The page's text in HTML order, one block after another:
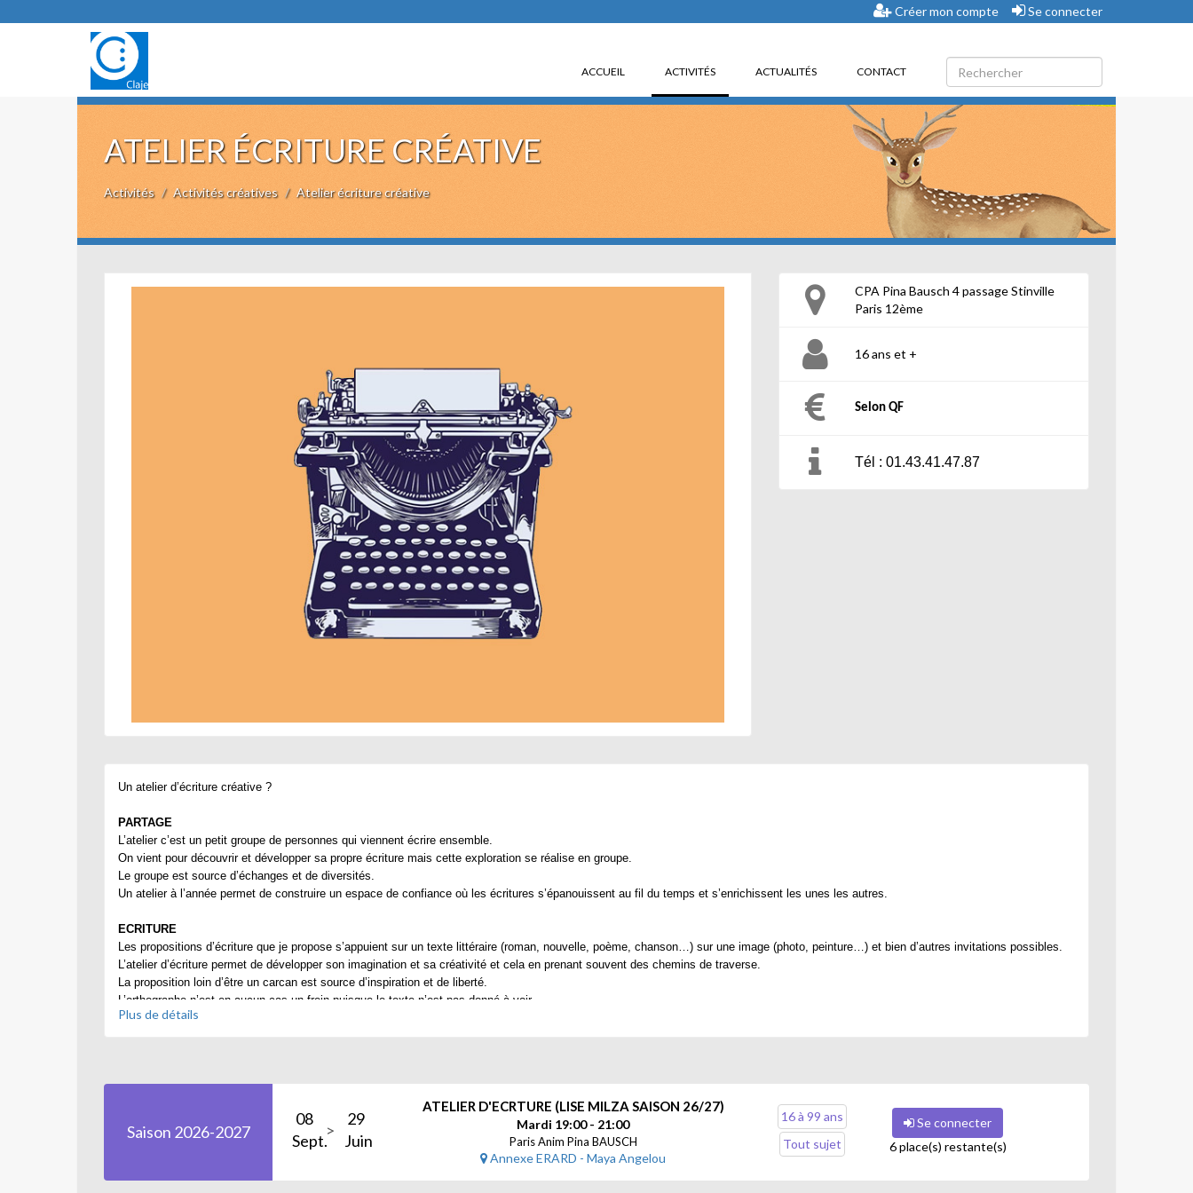
Créer mon compte Se connecter
ACCUEIL ACTIVITÉS(CURRENT)ACTUALITÉS CONTACT
ATELIER ÉCRITURE CRÉATIVE
Activités Activités créatives Atelier écriture créative
CPA Pina Bausch 4 passage Stinville
Paris 12ème
16 ans et +
Selon QF
Tél : 01.43.41.47.87
Un atelier d’écriture créative ?
PARTAGE
L’atelier c’est un petit groupe de personnes qui viennent écrire ensemble.
On vient pour découvrir et développer sa propre écriture mais cette exploration se réalise en groupe.
Le groupe est source d’échanges et de diversités.
Un atelier à l’année permet de construire un espace de confiance où les écritures s’épanouissent au fil du temps et s’enrichissent les unes les autres.
ECRITURE
Les propositions d’écriture que je propose s’appuient sur un texte littéraire (roman, nouvelle, poème, chanson…) sur une image (photo, peinture…) et bien d’autres invitations possibles.
L’atelier d’écriture permet de développer son imagination et sa créativité et cela en prenant souvent des chemins de traverse.
La proposition loin d’être un carcan est source d’inspiration et de liberté.
L’orthographe n’est en aucun cas un frein puisque le texte n’est pas donné à voir.
Chacun est toujours étonné de la multiplicité des textes produits, composés à partir d’une même proposition.
Plus de détails
Saison 2026-2027
08
Sept.
29
Juin
ATELIER D'ECRTURE (LISE MILZA SAISON 26/27)
Mardi 19:00 - 21:00
Paris Anim Pina BAUSCH
Annexe ERARD - Maya Angelou
16 à 99 ans
Tout sujet
Se connecter
6 place(s) restante(s)